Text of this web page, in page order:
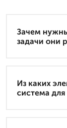
Зачем
задачи они
Из каких
система для